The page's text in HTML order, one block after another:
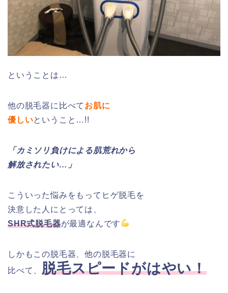
ということは…
他の脱毛器に比べて お肌に
優しいということ…!!
「カミソリ負けによる肌荒れから
解放されたい…」
こういった悩みをもってヒゲ脱毛を
決意した人にとっては、
SHR式脱毛器が最適なんです
しかもこの脱毛器、他の脱毛器に
比べて、脱毛スピードがはやい！